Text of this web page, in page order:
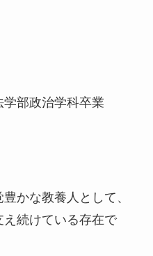
部政治学科卒業
かな教養人として、
続けている存在で